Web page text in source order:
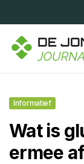
Informatief
Wat is
ermee